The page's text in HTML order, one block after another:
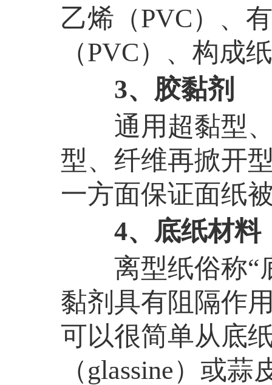
乙烯（PVC）、
（PVC）、构成
3、胶黏剂
通用超黏型、
型、纤维再掀开
一方面保证面纸
4、底纸材料
离型纸俗称“
黏剂具有阻隔作
可以很简单从底
（glassine）或